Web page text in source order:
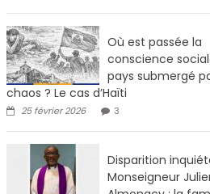
Où est passée la
conscience
pays submergé
chaos ? Le cas d’Haïti
25 février 2026 3
Disparition
Monseigneur